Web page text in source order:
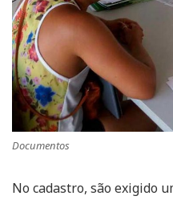
Documentos
No cadastro, são exigido